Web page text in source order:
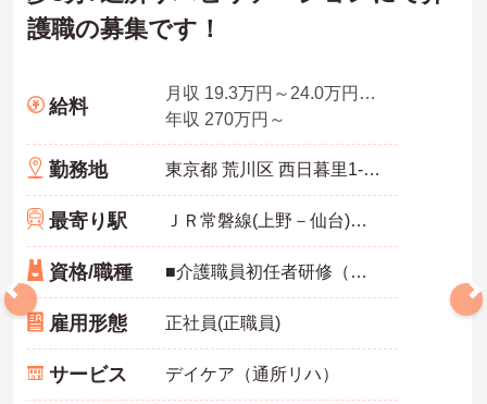
護職の募集です！
給料
月収 19.3万円～24.0万円程度 諸手当込
年収 270万円～
勤務地 東京都 荒川区 西日暮里1-4-1
最寄り駅 ＪＲ常磐線(上野－仙台)「三河島駅」徒歩3分
資格/職種 ■介護職員初任者研修（ヘルパー2級）以上
雇用形態 正社員(正職員)
サービス デイケア（通所リハ）